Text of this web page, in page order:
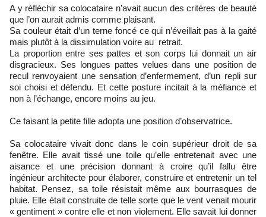
A y réfléchir sa colocataire n’avait aucun des critères de beauté
que l’on aurait admis comme plaisant.
Sa couleur était d’un terne foncé ce qui n’éveillait pas à la gaité
mais plutôt à la dissimulation voire au retrait.
La proportion entre ses pattes et son corps lui donnait un air
disgracieux. Ses longues pattes velues dans une position de
recul renvoyaient une sensation d’enfermement, d’un repli sur
soi choisi et défendu. Et cette posture incitait à la méfiance et
non à l’échange, encore moins au jeu.
Ce faisant la petite fille adopta une position d’observatrice.
Sa colocataire vivait donc dans le coin supérieur droit de sa
fenêtre. Elle avait tissé une toile qu’elle entretenait avec une
aisance et une précision donnant à croire qu’il fallu être
ingénieur architecte pour élaborer, construire et entretenir un tel
habitat. Pensez, sa toile résistait même aux bourrasques de
pluie. Elle était construite de telle sorte que le vent venait mourir
« gentiment » contre elle et non violement. Elle savait lui donner